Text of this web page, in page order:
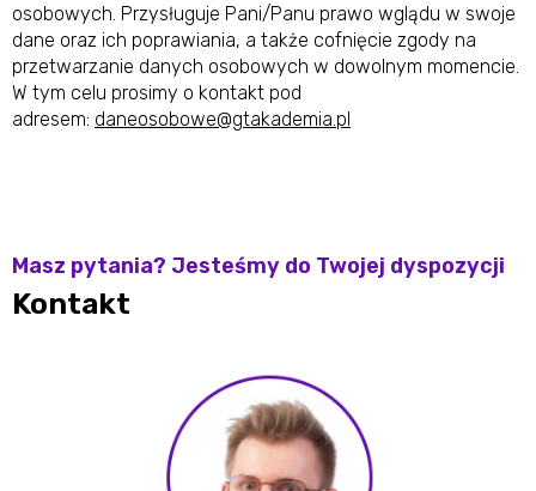
osobowych. Przysługuje Pani/Panu prawo wglądu w swoje
dane oraz ich poprawiania, a także cofnięcie zgody na
przetwarzanie danych osobowych w dowolnym momencie.
W tym celu prosimy o kontakt pod
adresem: daneosobowe@gtakademia.pl
Masz pytania? Jesteśmy do Twojej dyspozycji
Kontakt